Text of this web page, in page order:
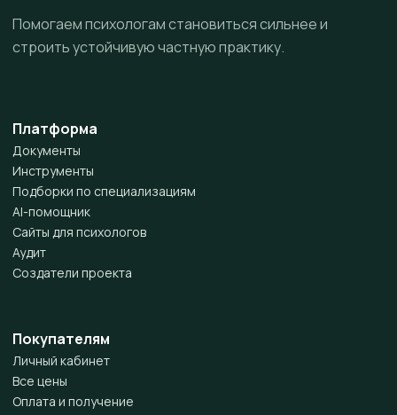
Помогаем психологам становиться сильнее и
строить устойчивую частную практику.
Платформа
Документы
Инструменты
Подборки по специализациям
AI-помощник
Сайты для психологов
Аудит
Создатели проекта
Покупателям
Личный кабинет
Все цены
Оплата и получение